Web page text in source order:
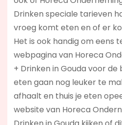
Drinken speciale tarieven
vroeg komt eten en of er
Het is ook handig om eens
webpagina van Horeca
+ Drinken in Gouda voor
eten gaan nog leuker te
afhaalt en thuis je eten
website van Horeca